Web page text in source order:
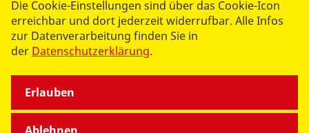
ÜBER UNS
Die Cookie-Einstellungen sind über das Cookie-Icon
erreichbar und dort jederzeit widerrufbar. Alle Infos
zur Datenverarbeitung finden Sie in
der Datenschutzerklärung.
Erlauben